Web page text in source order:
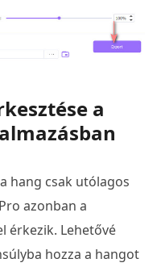
a
hang csak utólagos
azonban a
érkezik. Lehetővé
hozza a hangot